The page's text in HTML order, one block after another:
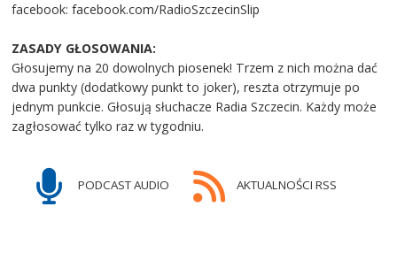
facebook: facebook.com/RadioSzczecinSlip
ZASADY GŁOSOWANIA:
Głosujemy na 20 dowolnych piosenek! Trzem z nich można dać
dwa punkty (dodatkowy punkt to joker), reszta otrzymuje po
jednym punkcie. Głosują słuchacze Radia Szczecin. Każdy może
zagłosować tylko raz w tygodniu.
PODCAST AUDIO AKTUALNOŚCI RSS